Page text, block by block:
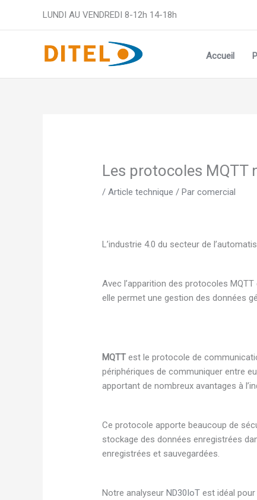
LUNDI AU VENDREDI 8-12h 14-18h
Accueil
Les protocoles MQTT
/Article technique / Parcomercial
L’industrie 4.0 du secteur de
Avec l’apparition des protocoles
elle permet une gestion des données
MQTT est le protocole de
périphériques de communiquer entre
apportant de nombreux avantages à
Ce protocole apporte beaucoup de
stockage des données enregistrées
enregistrées et sauvegardées.
Notre analyseurND30IoT est idéal